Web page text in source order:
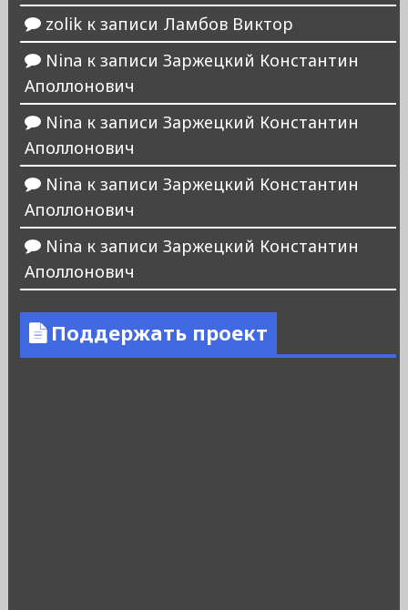
zolikк записи Ламбов Виктор
Nina к записи Заржецкий Константин
Аполлонович
Nina к записи Заржецкий Константин
Аполлонович
Nina к записи Заржецкий Константин
Аполлонович
Nina к записи Заржецкий Константин
Аполлонович
Поддержать проект